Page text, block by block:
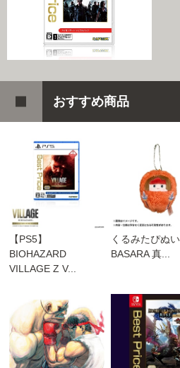
おすすめ商品
【PS5】
BIOHAZARD
VILLAGE Z V...
くるみたぴぬ
BASARA 真...